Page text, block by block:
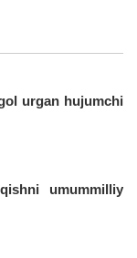
urgan hujumchi
umummilliy